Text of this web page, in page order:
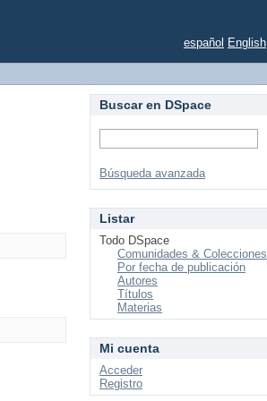
español English
Buscar en DSpace
Búsqueda avanzada
Listar
Todo DSpace
Comunidades & Colecciones
Por fecha de publicación
Autores
Títulos
Materias
Mi cuenta
Acceder
Registro